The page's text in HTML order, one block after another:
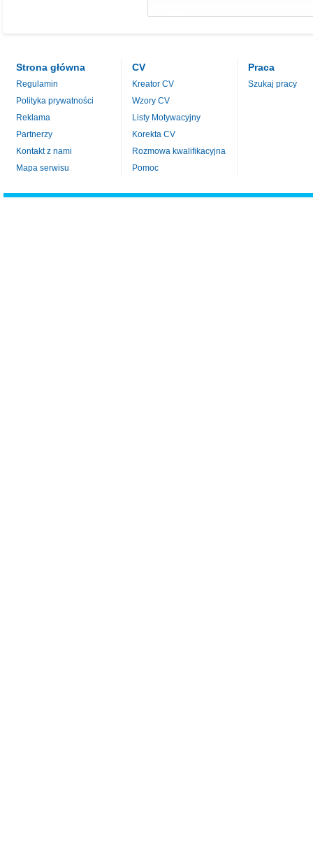
Strona główna
Regulamin
Polityka prywatności
Reklama
Partnerzy
Kontakt z nami
Mapa serwisu
CV
Kreator CV
Wzory CV
Listy Motywacyjny
Korekta CV
Rozmowa kwalifikacyjna
Pomoc
Praca
Szukaj pracy